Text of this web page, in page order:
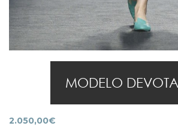
MODELO
2.050,00€